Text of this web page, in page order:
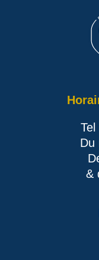
Du
&